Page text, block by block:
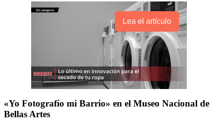
Lea el artículo
«Yo Fotografío mi Barrio» en el Museo Nacional de
Bellas Artes